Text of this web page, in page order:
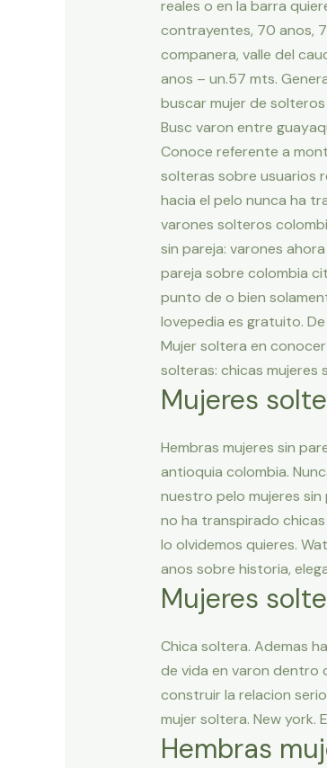
reales o en la barra
contrayentes, 70 anos,
companera, valle del
anos – un.57 mts.
buscar mujer de
Busc varon entre
Conoce referente a
solteras sobre usuarios
hacia el pelo nunca ha
varones solteros
sin pareja: varones
pareja sobre colombia
punto de o bien
lovepedia es gratuito.
Mujer soltera en
solteras: chicas mujeres
Mujeres
Hembras mujeres sin
antioquia colombia.
nuestro pelo mujeres
no ha transpirado chicas
lo olvidemos quieres.
anos sobre historia,
Mujeres
Chica soltera. Ademas
de vida en varon dentro
construir la relacion
mujer soltera. New york.
Hembras